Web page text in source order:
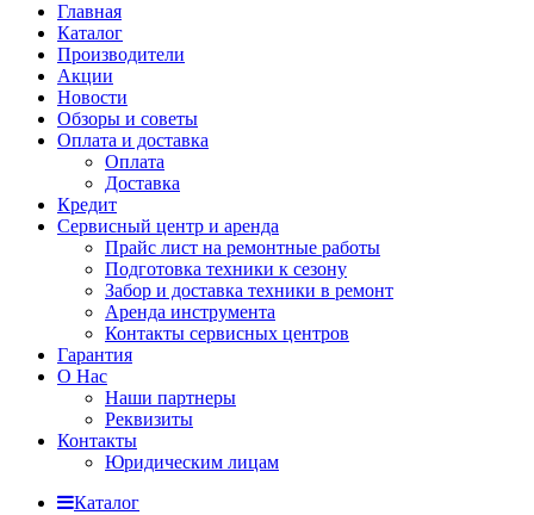
Главная
Каталог
Производители
Акции
Новости
Обзоры и советы
Оплата и доставка
Оплата
Доставка
Кредит
Сервисный центр и аренда
Прайс лист на ремонтные работы
Подготовка техники к сезону
Забор и доставка техники в ремонт
Аренда инструмента
Контакты сервисных центров
Гарантия
О Нас
Наши партнеры
Реквизиты
Контакты
Юридическим лицам
Каталог